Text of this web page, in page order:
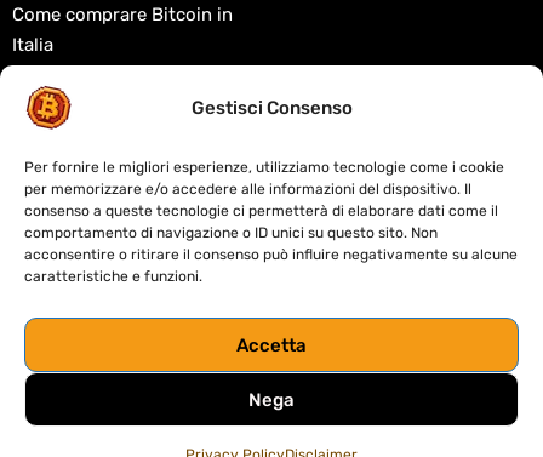
Gestisci Consenso
Per fornire le migliori esperienze, utilizziamo tecnologie come i cookie
per memorizzare e/o accedere alle informazioni del dispositivo. Il
consenso a queste tecnologie ci permetterà di elaborare dati come il
comportamento di navigazione o ID unici su questo sito. Non
acconsentire o ritirare il consenso può influire negativamente su alcune
caratteristiche e funzioni.
Accetta
Nega
Come comprare Bitcoin in
Italia
Migliori exchange crypto
Migliori wallet crypto
Tasse criptovalute in Italia
Cos'è la blockchain
Cos'è la DeFi
Crypto card: custodial o self-
custody